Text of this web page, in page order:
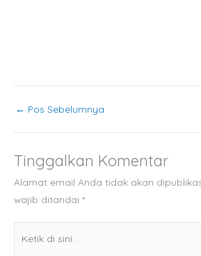
← Pos Sebelumnya
Tinggalkan Komentar
Alamat email Anda tidak akan
wajib ditandai *